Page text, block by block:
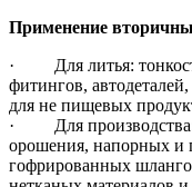
Применение
· Для литья:
фитингов,
для не пищевых
· Для производства:
орошения, напорных и
гофрированных